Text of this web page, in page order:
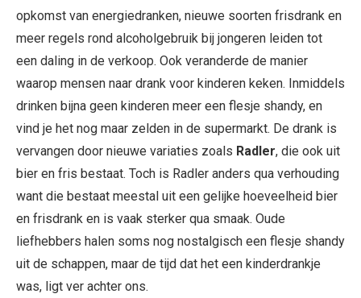
opkomst van energiedranken, nieuwe soorten frisdrank en
meer regels rond alcoholgebruik bij jongeren leiden tot
een daling in de verkoop. Ook veranderde de manier
waarop mensen naar drank voor kinderen keken. Inmiddels
drinken bijna geen kinderen meer een flesje shandy, en
vind je het nog maar zelden in de supermarkt. De drank is
vervangen door nieuwe variaties zoals Radler, die ook uit
bier en fris bestaat. Toch is Radler anders qua verhouding
want die bestaat meestal uit een gelijke hoeveelheid bier
en frisdrank en is vaak sterker qua smaak. Oude
liefhebbers halen soms nog nostalgisch een flesje shandy
uit de schappen, maar de tijd dat het een kinderdrankje
was, ligt ver achter ons.